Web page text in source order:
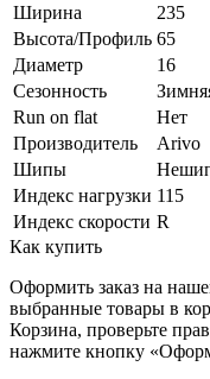
Ширина
235
Высота/Профиль 65
Диаметр
16
Сезонность
Run on flat
Нет
Производитель
Arivo
Шипы
Индекс нагрузки 115
Индекс скорости R
Как купить
Оформить заказ на
выбранные товары в
Корзина, проверьте
нажмите кнопку